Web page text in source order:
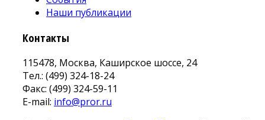
Наши публикации
Контакты
115478, Москва, Каширское шоссе, 24
Тел.: (499) 324-18-24
Факс: (499) 324-59-11
E-mail: info@pror.ru